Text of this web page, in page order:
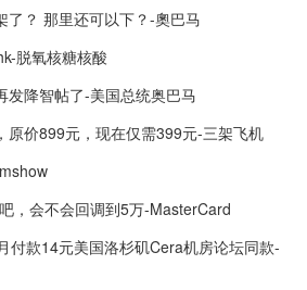
了？ 那里还可以下？-奧巴马
脱氧核糖核酸
发降智帖了-美国总统奥巴马
原价899元，现在仅需399元-三架飞机
，会不会回调到5万-MasterCard
付款14元美国洛杉矶Cera机房论坛同款-